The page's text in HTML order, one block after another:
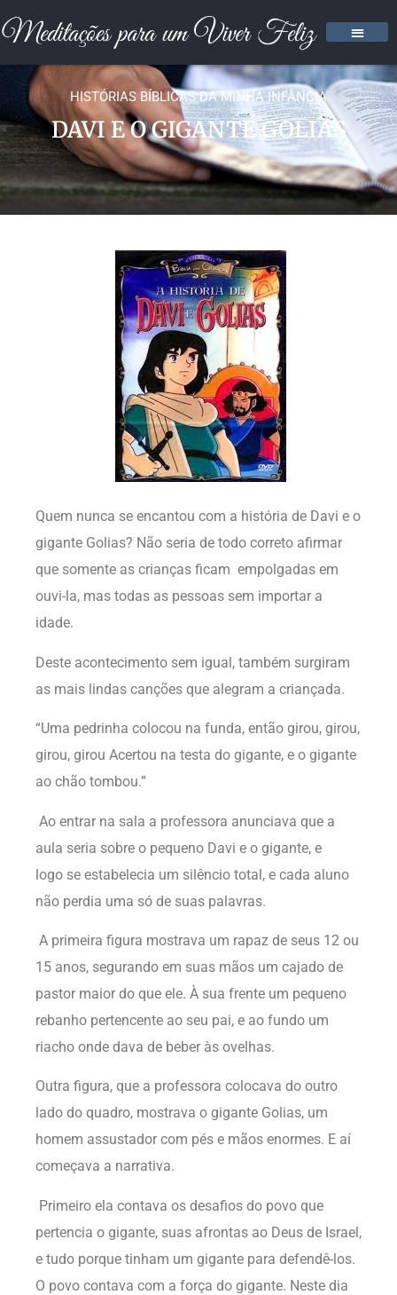
HISTÓRIAS BÍBLICAS DA MINHA INFÂNCIA
DAVI E O GIGANTE GOLIAS
Quem nunca se encantou com a história de Davi e o
gigante Golias? Não seria de todo correto afirmar
que somente as crianças ficam empolgadas em
ouvi-la, mas todas as pessoas sem importar a
idade.
Deste acontecimento sem igual, também surgiram
as mais lindas canções que alegram a criançada.
“Uma pedrinha colocou na funda, então girou, girou,
girou, girou Acertou na testa do gigante, e o gigante
ao chão tombou.”
Ao entrar na sala a professora anunciava que a
aula seria sobre o pequeno Davi e o gigante, e
logo se estabelecia um silêncio total, e cada aluno
não perdia uma só de suas palavras.
A primeira figura mostrava um rapaz de seus 12 ou
15 anos, segurando em suas mãos um cajado de
pastor maior do que ele. À sua frente um pequeno
rebanho pertencente ao seu pai, e ao fundo um
riacho onde dava de beber às ovelhas.
Outra figura, que a professora colocava do outro
lado do quadro, mostrava o gigante Golias, um
homem assustador com pés e mãos enormes. E aí
começava a narrativa.
Primeiro ela contava os desafios do povo que
pertencia o gigante, suas afrontas ao Deus de Israel,
e tudo porque tinham um gigante para defendê-los.
O povo contava com a força do gigante. Neste dia